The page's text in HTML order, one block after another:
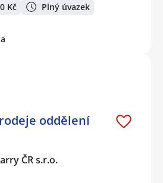
Kč Plný úvazek
oddělení
ČR s.r.o.